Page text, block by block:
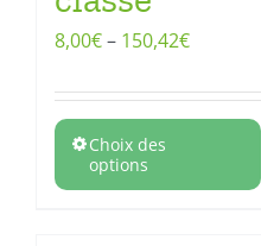
8,00€– 150,42€
Choix des
options